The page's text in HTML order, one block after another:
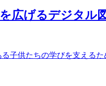
広げるデジタル
子供たちの学びを支える